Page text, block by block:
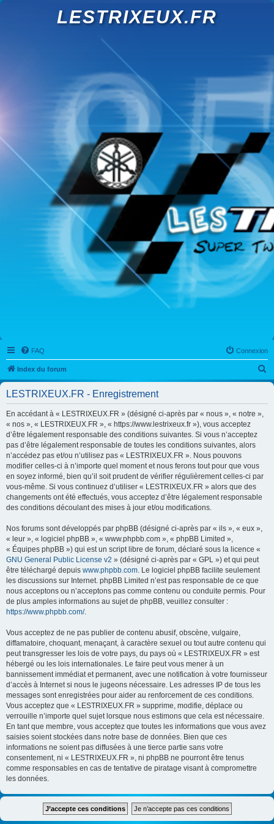
LESTRIXEUX.FR
FAQ Connexion
Index du forum
e
LESTRIXEUX.FR - Enregistrement
En accédant à « LESTRIXEUX.FR » (désigné ci-après par « nous », « notre »,
« nos », « LESTRIXEUX.FR », « https://www.lestrixeux.fr »), vous acceptez
d’être légalement responsable des conditions suivantes. Si vous n’acceptez
pas d’être légalement responsable de toutes les conditions suivantes, alors
n’accédez pas et/ou n’utilisez pas « LESTRIXEUX.FR ». Nous pouvons
modifier celles-ci à n’importe quel moment et nous ferons tout pour que vous
en soyez informé, bien qu’il soit prudent de vérifier régulièrement celles-ci par
vous-même. Si vous continuez d’utiliser « LESTRIXEUX.FR » alors que des
changements ont été effectués, vous acceptez d’être légalement responsable
des conditions découlant des mises à jour et/ou modifications.
Nos forums sont développés par phpBB (désigné ci-après par « ils », « eux »,
« leur », « logiciel phpBB », « www.phpbb.com », « phpBB Limited »,
« Équipes phpBB ») qui est un script libre de forum, déclaré sous la licence «
GNU General Public License v2 » (désigné ci-après par « GPL ») et qui peut
être téléchargé depuis www.phpbb.com. Le logiciel phpBB facilite seulement
les discussions sur Internet. phpBB Limited n’est pas responsable de ce que
nous acceptons ou n’acceptons pas comme contenu ou conduite permis. Pour
de plus amples informations au sujet de phpBB, veuillez consulter :
https://www.phpbb.com/.
Vous acceptez de ne pas publier de contenu abusif, obscène, vulgaire,
diffamatoire, choquant, menaçant, à caractère sexuel ou tout autre contenu qui
peut transgresser les lois de votre pays, du pays où « LESTRIXEUX.FR » est
hébergé ou les lois internationales. Le faire peut vous mener à un
bannissement immédiat et permanent, avec une notification à votre fournisseur
d’accès à Internet si nous le jugeons nécessaire. Les adresses IP de tous les
messages sont enregistrées pour aider au renforcement de ces conditions.
Vous acceptez que « LESTRIXEUX.FR » supprime, modifie, déplace ou
verrouille n’importe quel sujet lorsque nous estimons que cela est nécessaire.
En tant que membre, vous acceptez que toutes les informations que vous avez
saisies soient stockées dans notre base de données. Bien que ces
informations ne soient pas diffusées à une tierce partie sans votre
consentement, ni « LESTRIXEUX.FR », ni phpBB ne pourront être tenus
comme responsables en cas de tentative de piratage visant à compromettre
les données.